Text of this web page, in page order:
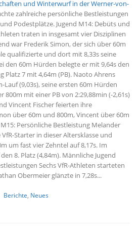
und Winterwurf in der Werner-von-
zahlreiche persönliche Bestleistungen
Podestplätze. Jugend M14: Debüts und
traten in insgesamt vier Disziplinen
war Frederik Simon, der sich über 60m
qualifizierte und dort mit 8,33s seine
den 60m Hürden belegte er mit 9,64s den
Platz 7 mit 4,64m (PB). Naoto Ahrens
(9,03s), seine ersten 60m Hürden
800m mit einer PB von 2:29,88min (-2,61s)
Vincent Fischer feierten ihre
über 60m und 800m, Vincent über 60m
Persönliche Bestleistung Melander
Starter in dieser Altersklasse und
um fast vier Zehntel auf 8,17s. Im
8. Platz (4,84m). Männliche Jugend
Sechs VfR-Athleten starteten
Obermeier glänzte in 7,28s...
Berichte Neues